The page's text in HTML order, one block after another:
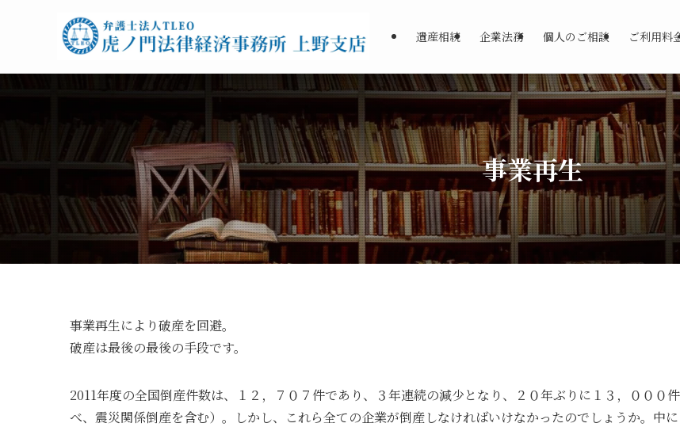
遺産相続 企業法務 個人のご相談 ご利用料
事業再生
事業再生により破産を回避。
破産は最後の最後の手段です。
2011年度の全国倒産件数は、１２，７０７件であり、３年連続の減少となり、２０年ぶりに１３，０００
べ、震災関係倒産を含む）。しかし、これら全ての企業が倒産しなければいけなかったのでしょうか。中